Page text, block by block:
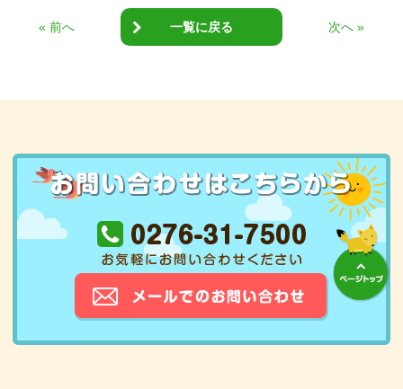
« 前へ 一覧に戻る 次へ »